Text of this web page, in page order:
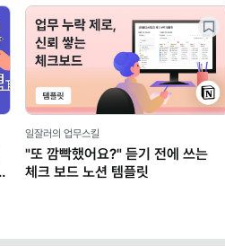
일잘러의 업무스킬
"또 깜빡했어요?" 듣기 전에 쓰는
체크 보드 노션 템플릿